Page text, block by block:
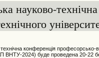
науково-
конференція професорсько-
ВНТУ-2024) буде проведена 20-22